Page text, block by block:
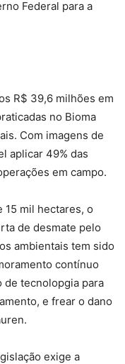
Federal para a
R$ 39,6 milhões em
no Bioma
Com imagens de
aplicar 49% das
em campo.
15 mil hectares, o
de desmate pelo
ambientais tem sido
contínuo
de tecnolopgia para
e frear o dano
exige a